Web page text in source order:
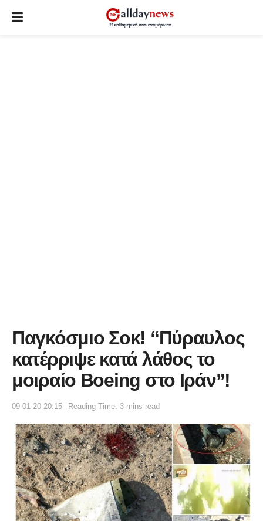
Παγκόσμιο Σοκ! “Πύραυλος
κατέρριψε κατά λάθος το
μοιραίο Boeing στο Ιράν”!
09-01-20 20:15 Reading Time: 3 mins read